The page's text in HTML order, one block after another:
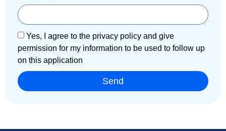
Yes, I agree to the privacy policy and give
permission for my information to be used to follow up
on this application
Send